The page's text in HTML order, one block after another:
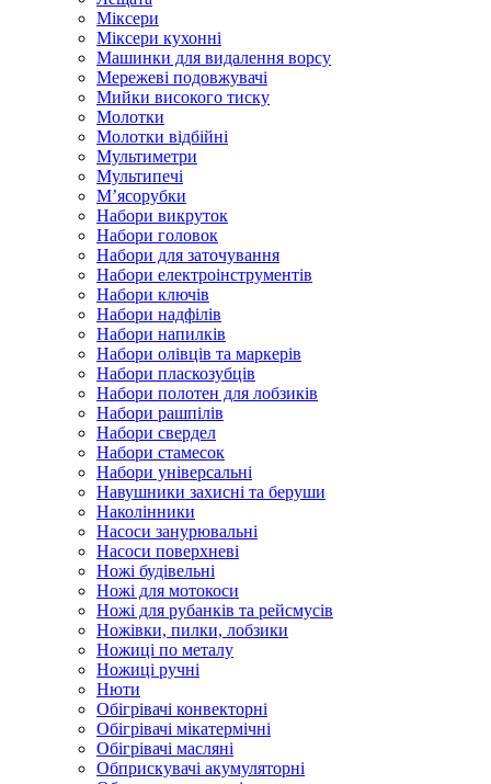
Міксери
Міксери кухонні
Машинки для видалення ворсу
Мережеві подовжувачі
Мийки високого тиску
Молотки
Молотки відбійні
Мультиметри
Мультипечі
М’ясорубки
Набори викруток
Набори головок
Набори для заточування
Набори електроінструментів
Набори ключів
Набори надфілів
Набори напилків
Набори олівців та маркерів
Набори пласкозубців
Набори полотен для лобзиків
Набори рашпілів
Набори свердел
Набори стамесок
Набори універсальні
Навушники захисні та беруши
Наколінники
Насоси занурювальні
Насоси поверхневі
Ножі будівельні
Ножі для мотокоси
Ножі для рубанків та рейсмусів
Ножівки, пилки, лобзики
Ножиці по металу
Ножиці ручні
Нюти
Обігрівачі конвекторні
Обігрівачі мікатермічні
Обігрівачі масляні
Обприскувачі акумуляторні